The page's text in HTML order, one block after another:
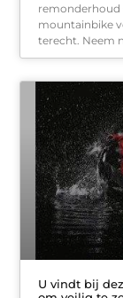
remonderhoud
mountainbike
terecht. Neem
U vindt bij